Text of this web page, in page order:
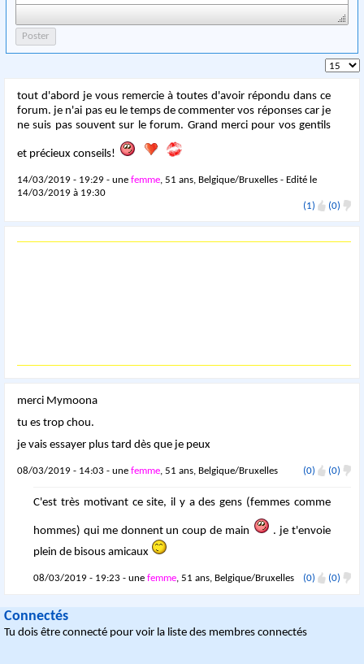
tout d'abord je vous remercie à toutes d'avoir répondu dans ce
forum. je n'ai pas eu le temps de commenter vos réponses car je
ne suis pas souvent sur le forum. Grand merci pour vos gentils
et précieux conseils!
14/03/2019 - 19:29 - unefemme, 51 ans, Belgique/Bruxelles - Edité le
14/03/2019 à 19:30
(1)
(0)
merci Mymoona
tu es trop chou.
je vais essayer plus tard dès que je peux
08/03/2019 - 14:03 - unefemme, 51 ans, Belgique/Bruxelles (0) (0)
C'est très motivant ce site, il y a des gens (femmes comme
hommes) qui me donnent un coup de main
. je t'envoie
plein de bisous amicaux
08/03/2019 - 19:23 - unefemme, 51 ans, Belgique/Bruxelles (0) (0)
Connectés
Tu dois être connecté pour voir la liste des membres connectés